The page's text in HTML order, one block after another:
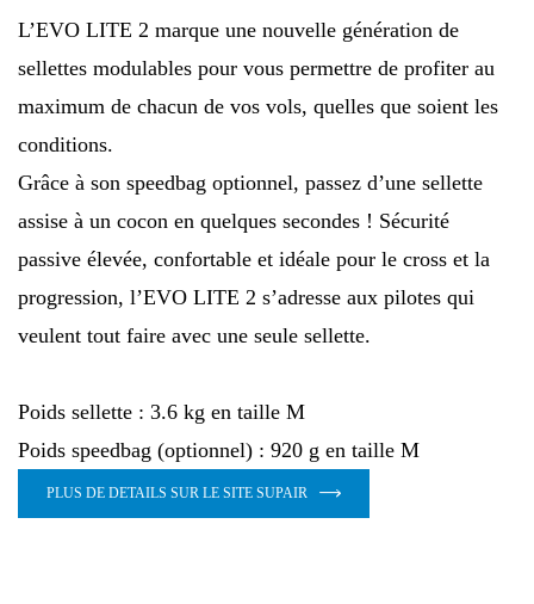
L’EVO LITE 2 marque une nouvelle génération de
sellettes modulables pour vous permettre de profiter au
maximum de chacun de vos vols, quelles que soient les
conditions.
Grâce à son speedbag optionnel, passez d’une sellette
assise à un cocon en quelques secondes ! Sécurité
passive élevée, confortable et idéale pour le cross et la
progression, l’EVO LITE 2 s’adresse aux pilotes qui
veulent tout faire avec une seule sellette.
Poids sellette : 3.6 kg en taille M
Poids speedbag (optionnel) : 920 g en taille M
PLUS DE DETAILS SUR LE SITE SUPAIR
AJOUTER À MA LISTE D'ENVIES
add_circle_outline Créer une nouvelle liste
NOM DE LA LISTE D'ENVIES
CONNEXION
Vous devez être connecté pour ajouter des produits
à votre liste d'envies.
Annuler Connexion